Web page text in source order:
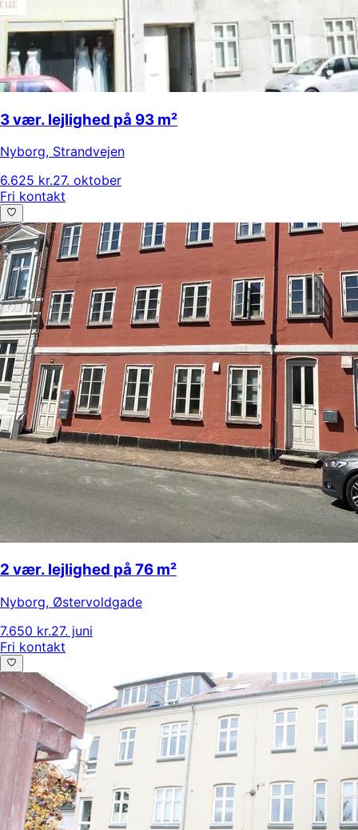
3 vær. lejlighed på 93 m²
Nyborg, Strandvejen
6.625 kr.27. oktober
Fri kontakt
2 vær. lejlighed på 76 m²
Nyborg, Østervoldgade
7.650 kr.27. juni
Fri kontakt